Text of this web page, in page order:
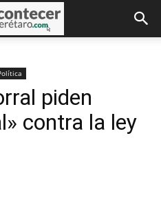
piden
contra la ley